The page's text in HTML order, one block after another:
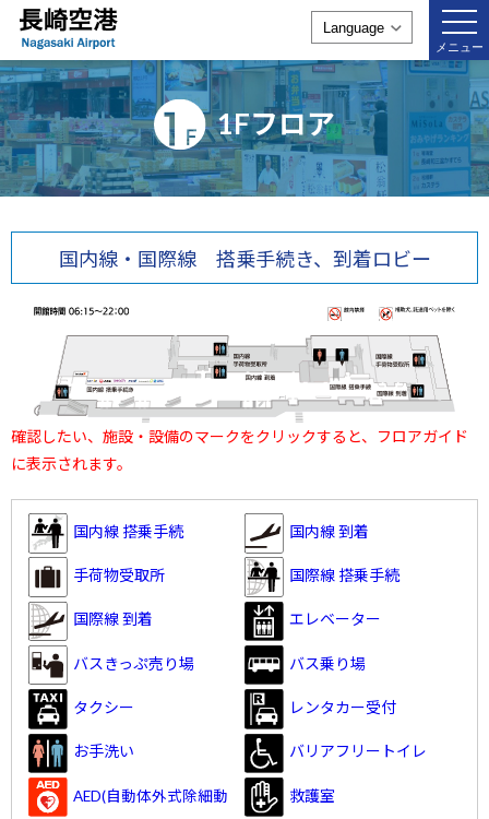
メニュー
1Fフロア
国内線・国際線 搭乗手続き、到着ロビー
確認したい、施設・設備のマークをクリックすると、フロアガイド
に表示されます。
国内線 搭乗手続 国内線 到着
手荷物受取所 国際線 搭乗手続
国際線 到着 エレベーター
バスきっぷ売り場 バス乗り場
タクシー レンタカー受付
お手洗い バリアフリートイレ
AED(自動体外式除細動
救護室